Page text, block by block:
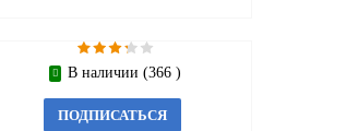
В наличии (366 )
ПОДПИСАТЬСЯ